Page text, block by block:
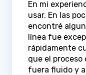
En mi
usar. En las
encontré
línea fue
rápidamente
que el
fuera fluido y